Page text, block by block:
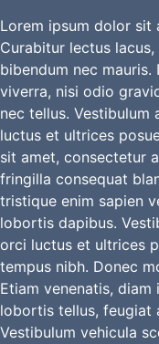
Lorem ipsum dolor sit
Curabitur lectus
bibendum nec
viverra, nisi odio
nec tellus. Vestibulum
luctus et ultrices
sit amet, consectetur
fringilla consequat
tristique enim sapien
lobortis dapibus.
orci luctus et ultrices
tempus nibh. Donec
Etiam venenatis,
lobortis tellus, feugiat
Vestibulum vehicula